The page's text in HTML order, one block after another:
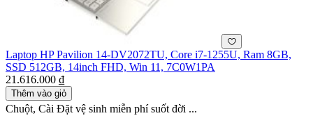
Laptop HP Pavilion 14-DV2072TU, Core i7-1255U, Ram 8GB,
SSD 512GB, 14inch FHD, Win 11, 7C0W1PA
21.616.000 ₫
Thêm vào giỏ
Chuột, Cài Đặt vệ sinh miễn phí suốt đời ...